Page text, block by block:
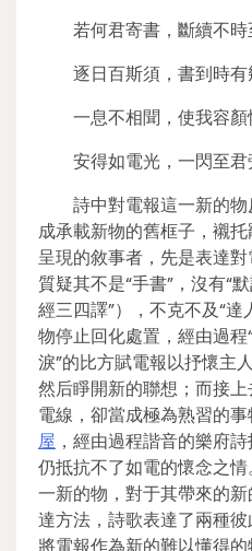
若何君寄書，斷續不時
逐日百斯須，書到時有
一息不相聞，使我容顏
安得如電光，一閃至君
詩中對電報這一新的
成承載新物的舊框子，襯
呈現的敘事者，先是表達
質疑其不是“手書”，沒有“
經三四譯”），不克不及“
物停止回化處置，經由過
淚”的比方賦電報以抒懷主
然后睜開新的聯想；而接
電線，卻當成極為熟習的事
屋 ，經由過程諧音的樂府
仍抵抗不了如電的懷念之
一新的物，對于其帶來的
達方法，詩歌表達了兩種